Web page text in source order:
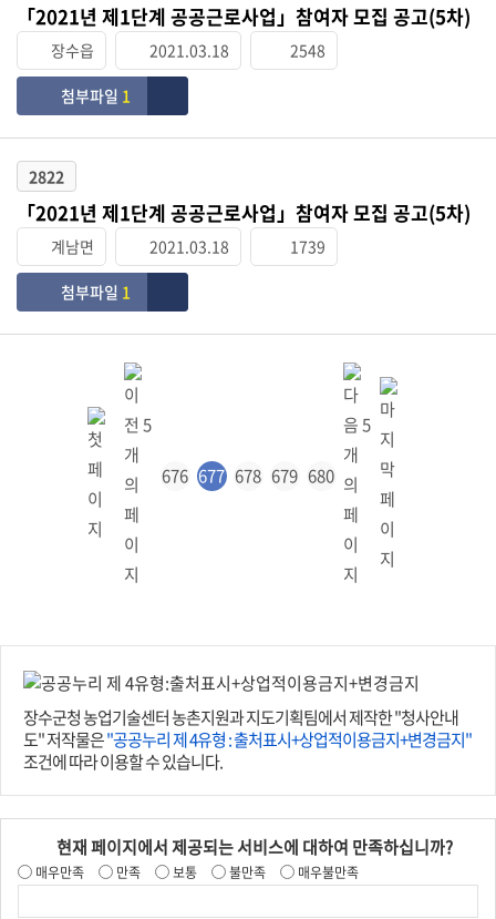
「2021년 제1단계 공공근로사업」참여자 모집 공고(5차)
장수읍 2021.03.18 2548
첨부파일 1
2822
「2021년 제1단계 공공근로사업」참여자 모집 공고(5차)
계남면 2021.03.18 1739
첨부파일 1
676 677 678 679 680
장수군청 농업기술센터 농촌지원과 지도기획팀에서 제작한 "청사안내
도" 저작물은"공공누리 제 4유형 : 출처표시+상업적이용금지+변경금지"
조건에 따라 이용할 수 있습니다.
현재 페이지에서 제공되는 서비스에 대하여 만족하십니까?
매우만족 만족 보통 불만족 매우불만족